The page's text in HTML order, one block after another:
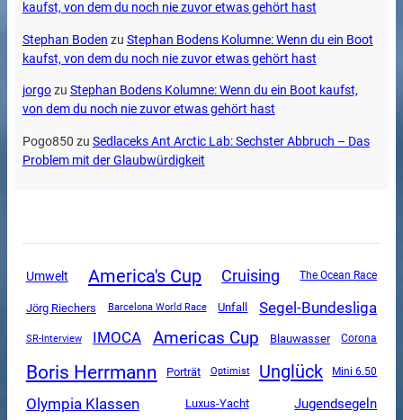
kaufst, von dem du noch nie zuvor etwas gehört hast
Stephan Boden zu Stephan Bodens Kolumne: Wenn du ein Boot
kaufst, von dem du noch nie zuvor etwas gehört hast
jorgozu Stephan Bodens Kolumne: Wenn du ein Boot kaufst,
von dem du noch nie zuvor etwas gehört hast
Pogo850 zu Sedlaceks Ant Arctic Lab: Sechster Abbruch – Das
Problem mit der Glaubwürdigkeit
Umwelt America's Cup Cruising The Ocean Race
Jörg Riechers Barcelona World Race Unfall Segel-Bundesliga
SR-Interview IMOCA Americas Cup Blauwasser Corona
Boris Herrmann Porträt Optimist Unglück Mini 6.50
Olympia Klassen Luxus-Yacht Jugendsegeln